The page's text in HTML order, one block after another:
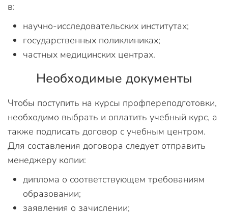
в:
научно-исследовательских институтах;
государственных поликлиниках;
частных медицинских центрах.
Необходимые документы
Чтобы поступить на курсы профпереподготовки,
необходимо выбрать и оплатить учебный курс, а
также подписать договор с учебным центром.
Для составления договора следует отправить
менеджеру копии:
диплома о соответствующем требованиям
образовании;
заявления о зачислении;